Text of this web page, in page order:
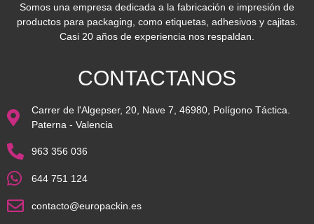
Somos una empresa dedicada a la fabricación e impresión de
productos para packaging, como etiquetas, adhesivos y cajitas.
Casi 20 años de experiencia nos respaldan.
CONTACTANOS
Carrer de l'Algepser, 20, Nave 7, 46980, Polígono Táctica.
Paterna - Valencia
963 356 036
644 751 124
contacto@europackin.es